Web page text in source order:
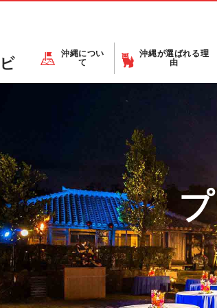
沖縄につい
て
沖縄が選ばれる理
由